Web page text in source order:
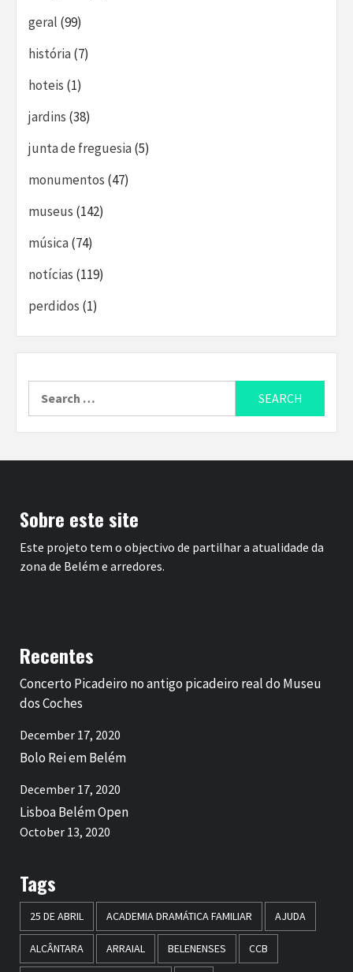
geral (99)
história(7)
hoteis (1)
jardins (38)
junta de freguesia(5)
monumentos (47)
museus (142)
música(74)
notícias (119)
perdidos (1)
for:
Sobre este site
Este projeto tem o objectivo de partilhar a atualidade da
zona de Belém e arredores.
Recentes
Concerto Picadeiro no antigo picadeiro real do Museu
dos Coches
December 17, 2020
Bolo Rei em Belém
December 17, 2020
Lisboa Belém Open
October 13, 2020
Tags
25 DE ABRIL ACADEMIA DRAMÁTICA FAMILIAR AJUDA
ALCÂNTARA ARRAIAL BELENENSES CCB